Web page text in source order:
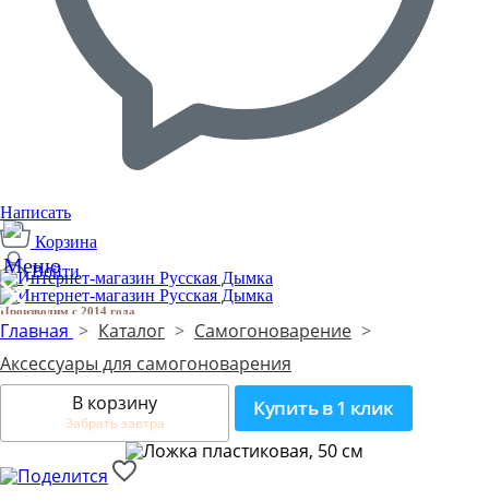
Написать
Корзина
Войти
Производим с 2014 года
1
Главная > Каталог > Самогоноварение >
Аксессуары для самогоноварения
В корзину
Забрать завтра
Купить в 1 клик